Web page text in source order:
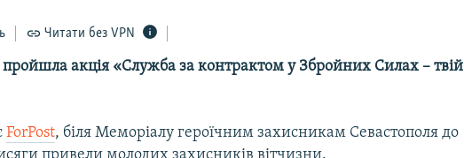
Читати без VPN
пройшла акція «Служба за контрактом у Збройних Силах – твій
ForPost, біля Меморіалу героїчним захисникам Севастополя до